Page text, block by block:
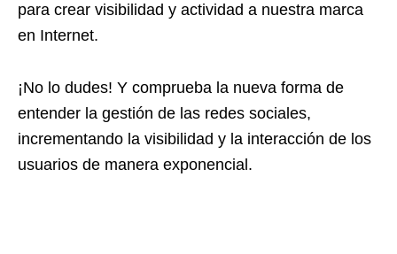
para crear visibilidad y actividad a nuestra marca
en Internet.
¡No lo dudes! Y comprueba la nueva forma de
entender la gestión de las redes sociales,
incrementando la visibilidad y la interacción de los
usuarios de manera exponencial.